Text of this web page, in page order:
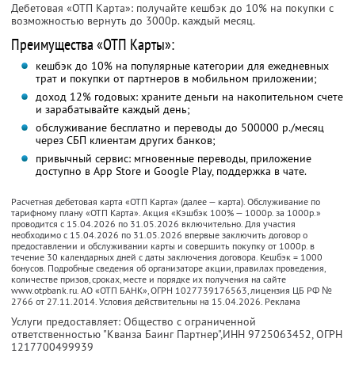
Дебетовая «ОТП Карта»: получайте кешбэк до 10% на покупки с
возможностью вернуть до 3000р. каждый месяц.
Преимущества «ОТП Карты»:
кешбэк до 10% на популярные категории для ежедневных
трат и покупки от партнеров в мобильном приложении;
доход 12% годовых: храните деньги на накопительном счете
и зарабатывайте каждый день;
обслуживание бесплатно и переводы до 500000 р./месяц
через СБП клиентам других банков;
привычный сервис: мгновенные переводы, приложение
доступно в App Store и Google Play, поддержка в чате.
Расчетная дебетовая карта «ОТП Карта» (далее — карта). Обслуживание по
тарифному плану «ОТП Карта». Акция «Кэшбэк 100% — 1000р. за 1000р.»
проводится с 15.04.2026 по 31.05.2026 включительно. Для участия
необходимо с 15.04.2026 по 31.05.2026 впервые заключить договор о
предоставлении и обслуживании карты и совершить покупку от 1000р. в
течение 30 календарных дней с даты заключения договора. Кешбэк = 1000
бонусов. Подробные сведения об организаторе акции, правилах проведения,
количестве призов, сроках, месте и порядке их получения на сайте
www.otpbank.ru. АО «ОТП БАНК», ОГРН 1027739176563, лицензия ЦБ РФ №
2766 от 27.11.2014. Условия действительны на 15.04.2026. Реклама
Услуги предоставляет: Общество с ограниченной
ответственностью "Кванза Баинг Партнер",ИНН 9725063452, ОГРН
1217700499939